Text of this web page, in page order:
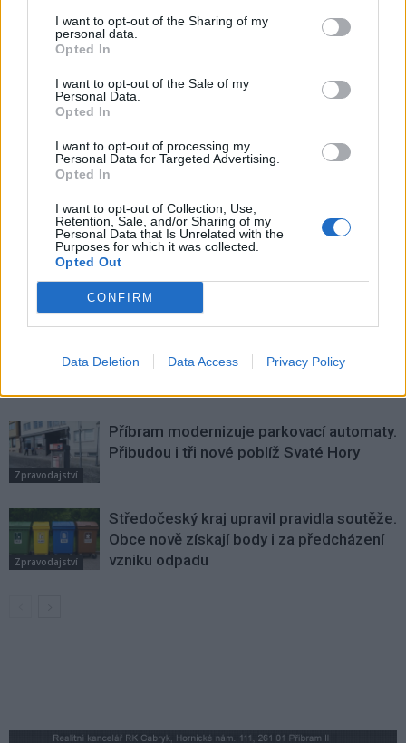
I want to opt-out of the Sharing of my
personal data.
Opted In
I want to opt-out of the Sale of my
Personal Data.
Opted In
I want to opt-out of processing my
Personal Data for Targeted Advertising.
Opted In
I want to opt-out of Collection, Use,
Retention, Sale, and/or Sharing of my
Personal Data that Is Unrelated with the
Purposes for which it was collected.
Opted Out
CONFIRM
Data Deletion Data Access Privacy Policy
Cynikův podcast: Romy
neparodujeme, smějeme se
režisér Tomáš Burian
Nejstarší příbramská školka
SOUVISEJÍCÍ ČLÁNKY
VÍCE OD AUTORA
výborné podmínky. Horší voda je jen na
Zpravodajství
Příbram modernizuje parkovací automaty.
Přibudou i tři nové poblíž Svaté Hory
Zpravodajství
Středočeský kraj upravil pravidla soutěže.
Obce nově získají body i za předcházení
vzniku odpadu